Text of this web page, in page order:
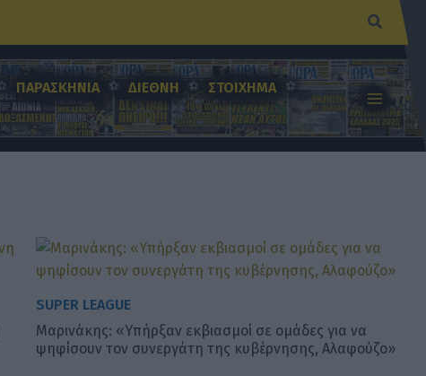
ΠΑΡΑΣΚΗΝΙΑ ΔΙΕΘΝΗ
ΣΤΟΙΧΗΜΑ
SUPER LEAGUE
Μαρινάκης: «Υπήρξαν εκβιασμοί σε ομάδες για να
ψηφίσουν τον συνεργάτη της κυβέρνησης, Αλαφούζο»